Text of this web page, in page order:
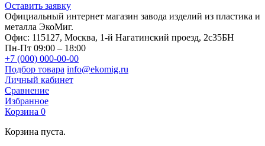
Оставить заявку
Официальный интернет магазин завода изделий из пластика и
металла ЭкоМиг.
Офис: 115127, Москва, 1-й Нагатинский проезд, 2с35БН
Пн-Пт 09:00 – 18:00
+7 (000) 000-00-00
Подбор товара info@ekomig.ru
Личный кабинет
Сравнение
Избранное
Корзина 0
Корзина пуста.